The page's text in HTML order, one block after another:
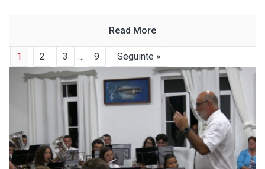
Read More
1 2 3 … 9 Seguinte »